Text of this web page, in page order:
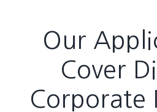
Our
Cover
Corporate